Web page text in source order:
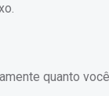
quanto